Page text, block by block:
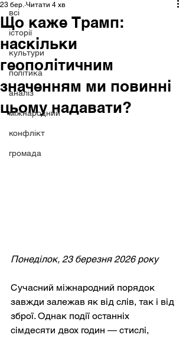
всі
історії
культури
політика
аналіз
міжнародний
конфлікт
громада
Що каже Трамп:
наскільки
геополітичним
значенням ми повинні
цьому надавати?
23 бер. Читати 4 хв
Понеділок, 23 березня 2026 року
Сучасний міжнародний порядок
завжди залежав як від слів, так і від
зброї. Однак події останніх
сімдесяти двох годин — стислі,